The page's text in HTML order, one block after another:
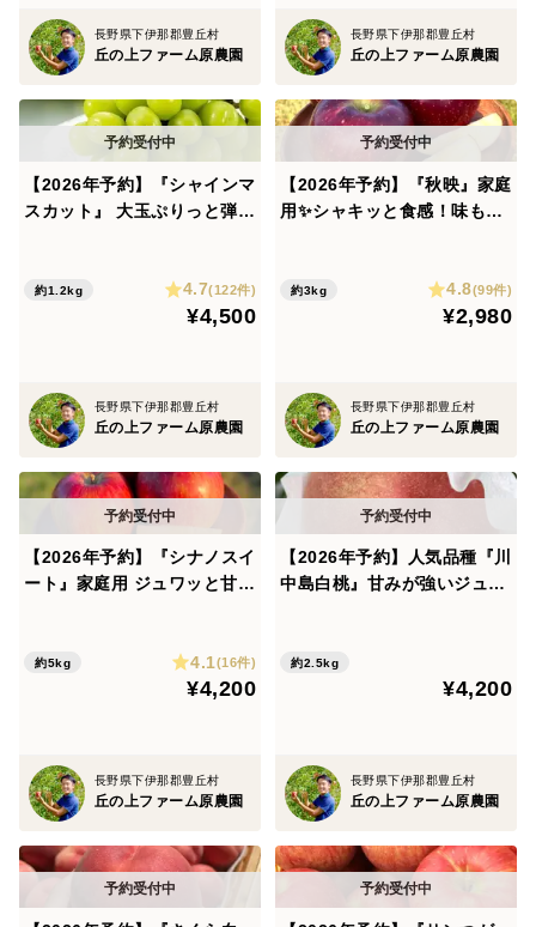
長野県下伊那郡豊丘村
丘の上ファーム原農園
長野県下伊那郡豊丘村
丘の上ファーム原農園
【2026年予約】『シャインマ
スカット』 大玉ぷりっと弾け
約1.2kg 4.7(122件)
¥4,500
長野県下伊那郡豊丘村
丘の上ファーム原農園
【2026年予約】『秋映』家庭
用✨シャキッと食感！味も色
約3kg 4.8(99件)
¥2,980
長野県下伊那郡豊丘村
丘の上ファーム原農園
【2026年予約】『シナノスイ
ート』家庭用 ジュワッと甘〜
約5kg 4.1(16件)
¥4,200
長野県下伊那郡豊丘村
丘の上ファーム原農園
【2026年予約】人気品種『川
中島白桃』甘みが強いジュー
約2.5kg
¥4,200
長野県下伊那郡豊丘村
丘の上ファーム原農園